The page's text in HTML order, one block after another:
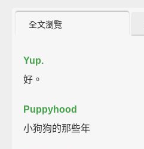
全文瀏覽
Yup.
好。
Puppyhood
小狗狗的那些年